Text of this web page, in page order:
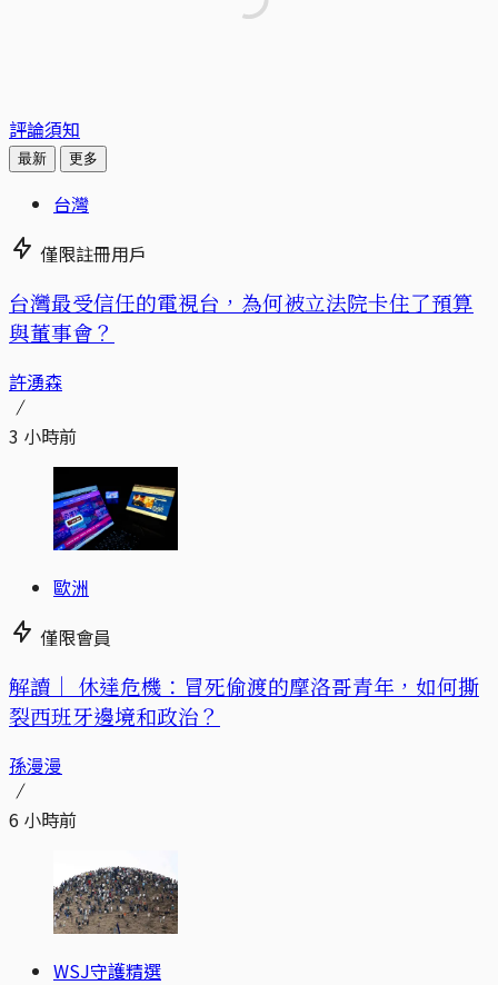
評論須知
最新 更多
台灣
僅限註冊用戶
台灣最受信任的電視台，為何被立法院卡住了預算
與董事會？
許湧森
3 小時前
歐洲
僅限會員
解讀｜ 休達危機：冒死偷渡的摩洛哥青年，如何撕
裂西班牙邊境和政治？
孫漫漫
6 小時前
WSJ守護精選